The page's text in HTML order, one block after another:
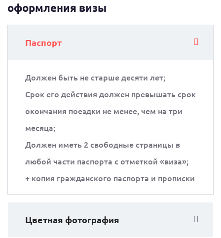
оформления визы
Паспорт
Должен быть не старше десяти лет;
Срок его действия должен превышать срок
окончания поездки не менее, чем на три
месяца;
Должен иметь 2 свободные страницы в
любой части паспорта с отметкой «виза»;
+ копия гражданского паспорта и прописки
Цветная фотография